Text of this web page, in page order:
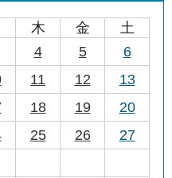
木 金
土
4 5
6
11 12
13
18 19
20
25 26
27